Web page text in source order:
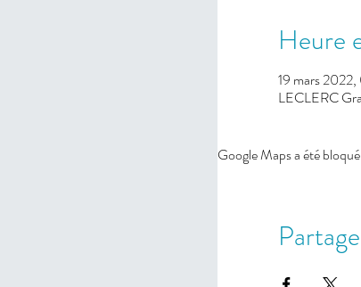
Heure
19 mars
LECLERC
Google Maps a été